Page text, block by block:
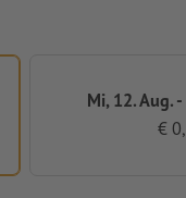
Mi, 12. Aug.
€